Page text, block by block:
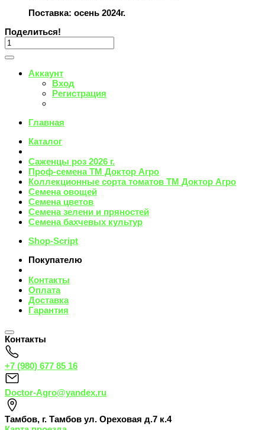
Поставка: осень 2024г.
Поделиться!
Аккаунт
Вход
Регистрация
Главная
Каталог
Саженцы роз 2026 г.
Проф-семена ТМ Доктор Агро
Коллекционные сорта томатов ТМ Доктор Агро
Семена овощей
Семена цветов
Семена зелени и пряностей
Семена бахчевых культур
Shop-Script
Покупателю
Контакты
Оплата
Доставка
Гарантия
Контакты
+7 (980) 677 85 16
Doctor-Agro@yandex.ru
Тамбов, г. Тамбов ул. Ореховая д.7 к.4